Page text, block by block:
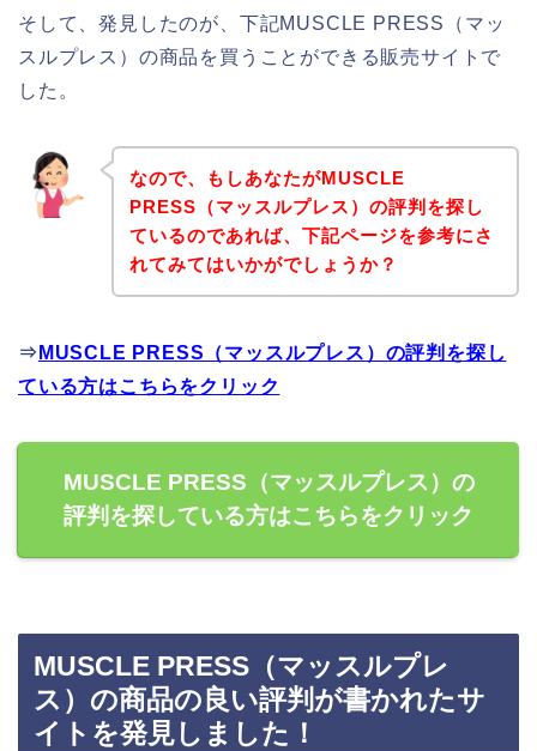
そして、発見したのが、下記MUSCLE PRESS（マッ
スルプレス）の商品を買うことができる販売サイトで
した。
なので、もしあなたがMUSCLE
PRESS（マッスルプレス）の評判を探し
ているのであれば、下記ページを参考にさ
れてみてはいかがでしょうか？
⇒ MUSCLE PRESS（マッスルプレス）の評判を探し
ている方はこちらをクリック
MUSCLE PRESS（マッスルプレス）の
評判を探している方はこちらをクリック
MUSCLE PRESS（マッスルプレ
ス）の商品の良い評判が書かれたサ
イトを発見しました！